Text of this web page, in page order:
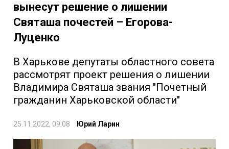
вынесут решение о лишении
Святаша почестей – Егорова-
Луценко
В Харькове депутаты областного совета
рассмотрят проект решения о лишении
Владимира Святаша звания "Почетный
гражданин Харьковской области"
25.11.2022, 09:08 Юрий Ларин